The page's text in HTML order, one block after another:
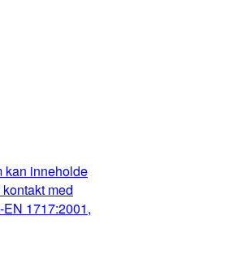
kan inneholde
med
1717:2001,